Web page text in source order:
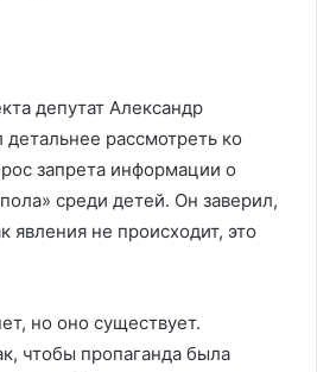
депутат Александр
рассмотреть ко
запрета информации о
среди детей. Он заверил,
явления не происходит, это
но оно существует.
чтобы пропаганда была